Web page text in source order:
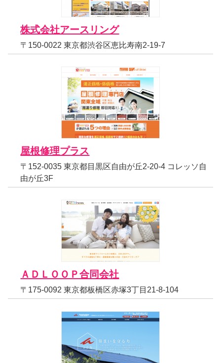
株式会社アースリング
〒150-0022 東京都渋谷区恵比寿南2-19-7
屋根修理プラス
〒152-0035 東京都目黒区自由が丘2-20-4 コレッソ自
由が丘3F
ＡＤＬＯＯＰ合同会社
〒175-0092 東京都板橋区赤塚3丁目21-8-104